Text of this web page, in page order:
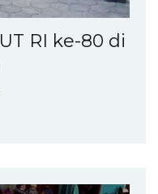
RI ke-80 di